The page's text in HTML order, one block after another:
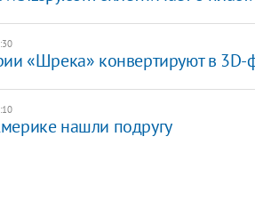
«Шрека» конвертируют в
нашли подругу